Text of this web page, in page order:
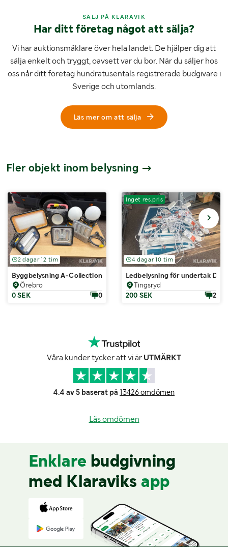
SÄLJ PÅ KLARAVIK
Har ditt företag något att sälja?
Vi har auktionsmäklare över hela landet. De hjälper dig att
sälja enkelt och tryggt, oavsett var du bor. När du säljer hos
oss når ditt företag hundratusentals registrerade budgivare i
Sverige och utomlands.
Läs mer om att sälja
Fler objekt inom belysning
2 dagar 12 tim
Byggbelysning A-Collection/Bårebo/Malmbergs/Prolight/Home
Örebro
0 SEK
0
Inget res.pris
4 dagar 10 tim
Ledbelysning för undertak
Tingsryd
200 SEK
2
Våra kunder tycker att vi är UTMÄRKT
4.4 av 5 baserat på 13426 omdömen
Läs omdömen
Enklare budgivning
med Klaraviks app